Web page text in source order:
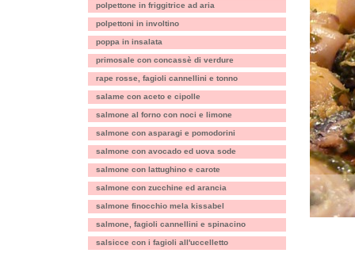
polpettone in friggitrice ad aria
polpettoni in involtino
poppa in insalata
primosale con concassè di verdure
rape rosse, fagioli cannellini e tonno
salame con aceto e cipolle
salmone al forno con noci e limone
salmone con asparagi e pomodorini
salmone con avocado ed uova sode
salmone con lattughino e carote
salmone con zucchine ed arancia
salmone finocchio mela kissabel
salmone, fagioli cannellini e spinacino
salsicce con i fagioli all'uccelletto